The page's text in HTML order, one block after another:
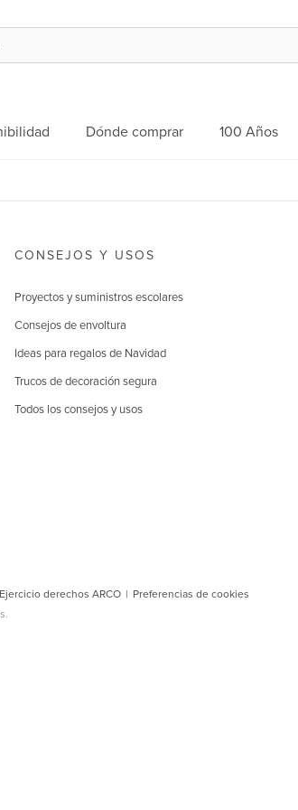
Dónde comprar 100 Años
CONSEJOS Y USOS
Proyectos y suministros escolares
Consejos de envoltura
Ideas para regalos de Navidad
Trucos de decoración segura
Todos los consejos y usos
derechos ARCO | Preferencias de cookies